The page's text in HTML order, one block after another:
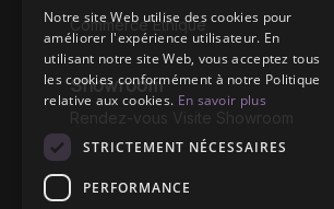
Commerce Éthique
Showroom
Notre site Web utilise des cookies pour
améliorer l'expérience utilisateur. En
utilisant notre site Web, vous acceptez tous
les cookies conformément à notre Politique
relative aux cookies. En savoir plus
STRICTEMENT NÉCESSAIRES
PERFORMANCE